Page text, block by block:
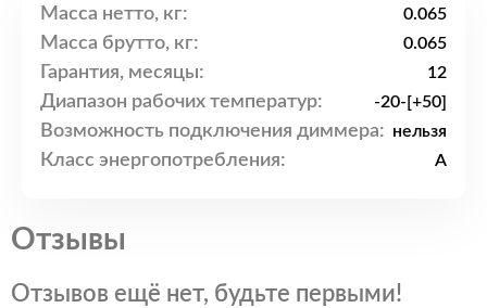
Масса нетто, кг: 0.065
Масса брутто, кг: 0.065
Гарантия, месяцы: 12
Диапазон рабочих температур: -20-[+50]
Возможность подключения диммера: нельзя
Класс энергопотребления: A
Отзывы
Отзывов ещё нет, будьте первыми!